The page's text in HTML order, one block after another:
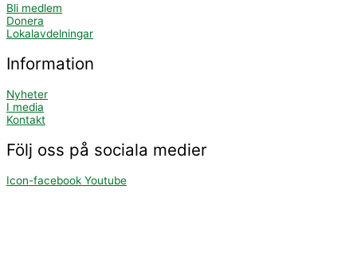
Bli medlem
Donera
Lokalavdelningar
Information
Nyheter
I media
Kontakt
Följ oss på sociala medier
Icon-facebook Youtube